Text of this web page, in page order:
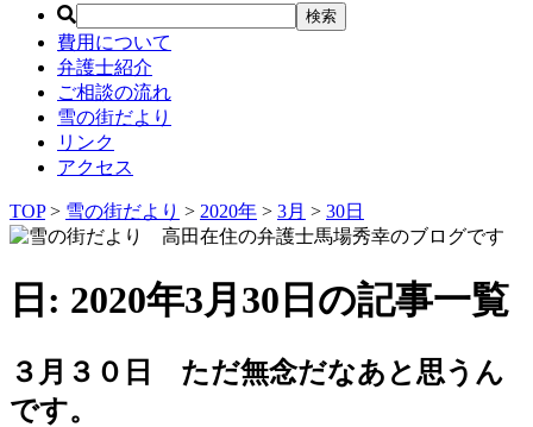
費用について
弁護士紹介
ご相談の流れ
雪の街だより
リンク
アクセス
TOP> 雪の街だより > 2020年 > 3月 > 30日
日: 2020年3月30日の記事一覧
３月３０日 ただ無念だなあと思うん
です。